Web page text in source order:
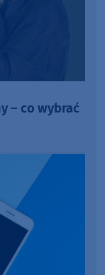
– co wybrać